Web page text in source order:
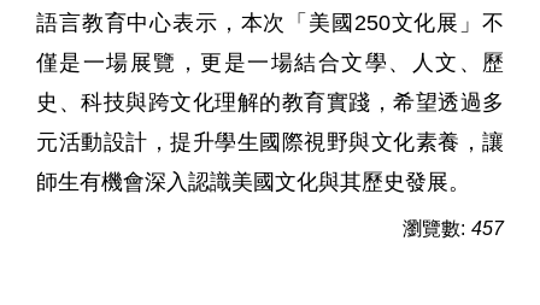
語言教育中心表示，本次「美國250文化展」不
僅是一場展覽，更是一場結合文學、人文、歷
史、科技與跨文化理解的教育實踐，希望透過多
元活動設計，提升學生國際視野與文化素養，讓
師生有機會深入認識美國文化與其歷史發展。
瀏覽數: 457